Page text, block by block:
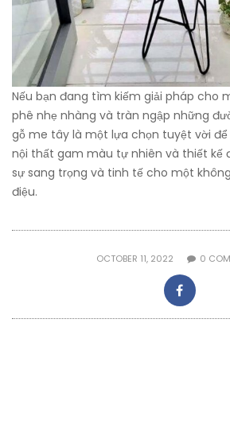
Nếu bạn đang tìm kiếm giải pháp cho
phê nhẹ nhàng và tràn ngập những
gỗ me tây là một lựa chọn tuyệt vời để
nội thất gam màu tự nhiên và thiết kế
sự sang trọng và tinh tế cho một
điệu.
OCTOBER 11, 2022 0